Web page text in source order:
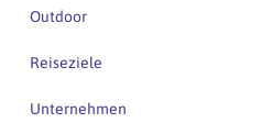
Outdoor
Reiseziele
Unternehmen